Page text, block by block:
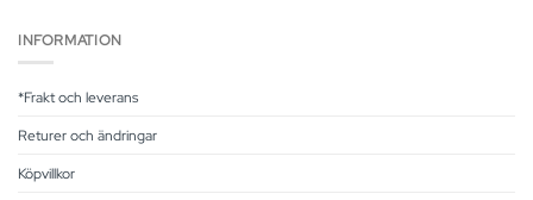
INFORMATION
*Frakt och leverans
Returer och ändringar
Köpvillkor